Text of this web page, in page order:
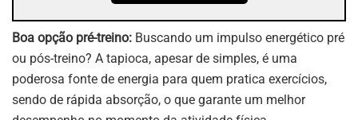
Boa opção pré-treino: Buscando um impulso energético pré
ou pós-treino? A tapioca, apesar de simples, é uma
poderosa fonte de energia para quem pratica exercícios,
sendo de rápida absorção, o que garante um melhor